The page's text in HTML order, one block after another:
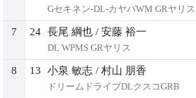
Gセキネン-DL-カヤバWM GRヤリス
7 24 長尾 綱也 / 安藤 裕一
DL WPMS GRヤリス
8 13 小泉 敏志 / 村山 朋香
ドリームドライブDLクスコGRB